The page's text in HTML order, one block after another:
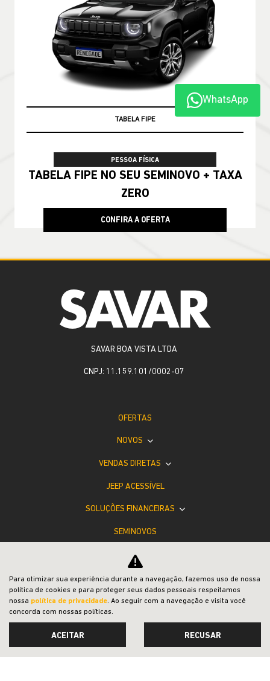
TABELA FIPE
PESSOA FÍSICA
TABELA FIPE NO SEU SEMINOVO + TAXA
ZERO
CONFIRA A OFERTA
WhatsApp
SAVAR BOA VISTA LTDA
CNPJ: 11.159.101/0002-07
OFERTAS
NOVOS
VENDAS DIRETAS
JEEP ACESSÍVEL
SOLUÇÕES FINANCEIRAS
SEMINOVOS
SHOWROOM VIRTUAL
PÓS-VENDAS
INSTITUCIONAL
Para otimizar sua experiência durante a navegação, fazemos uso de nossa
política de cookies e para proteger seus dados pessoais respeitamos
nossa política de privacidade. Ao seguir com a navegação e visita você
concorda com nossas políticas.
ACEITAR RECUSAR